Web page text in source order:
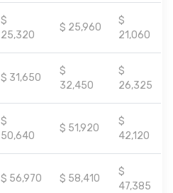
$
25,320
$ 25,960
$
21,060
$ 31,650
$
32,450
$
26,325
$
50,640
$ 51,920
$
42,120
$ 56,970 $ 58,410
$
47,385